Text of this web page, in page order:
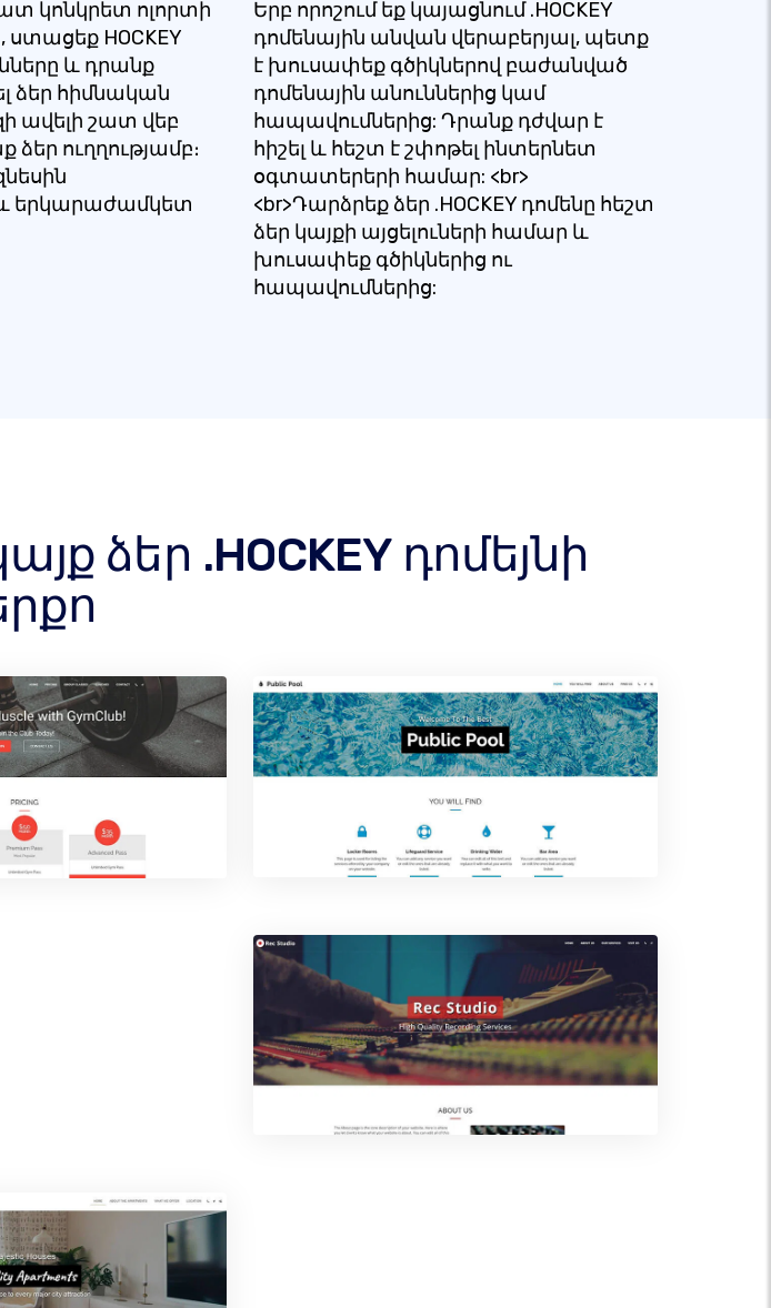
կոնկրետ ոլորտի
HOCKEY
և դրանք
ձեր հիմնական
ավելի շատ վեբ
ուղղությամբ։
երկարաժամկետ
Երբ որոշում եք կայացնում .HOCKEY
դոմենային անվան վերաբերյալ, պետք
է խուսափեք գծիկներով բաժանված
դոմենային անուններից կամ
հապավումներից: Դրանք դժվար է
հիշել և հեշտ է շփոթել ինտերնետ
օգտատերերի համար: <br>
<br>Դարձրեք ձեր .HOCKEY դոմենը հեշտ
ձեր կայքի այցելուների համար և
խուսափեք գծիկներից ու
հապավումներից:
ձեր .HOCKEY դոմեյնի